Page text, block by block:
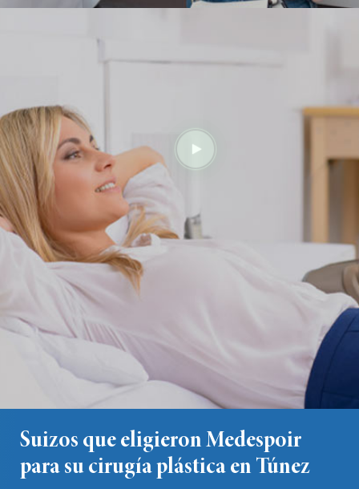
Suizos que eligieron Medespoir
para su cirugía plástica en Túnez